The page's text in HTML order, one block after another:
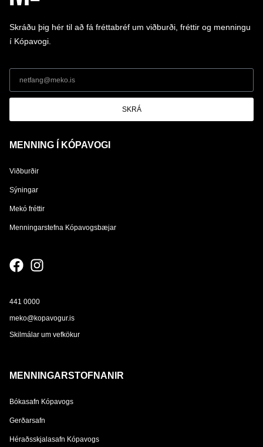
Skráðu þig hér til að fá fréttabréf um viðburði, fréttir og menningu
í Kópavogi.
SKRÁ
MENNING Í KÓPAVOGI
Viðburðir
Sýningar
Mekó fréttir
Menningarstefna Kópavogsbæjar
441 0000
meko@kopavogur.is
Skilmálar um vefkökur
MENNINGARSTOFNANIR
Bókasafn Kópavogs
Gerðarsafn
Héraðsskjalasafn Kópavogs